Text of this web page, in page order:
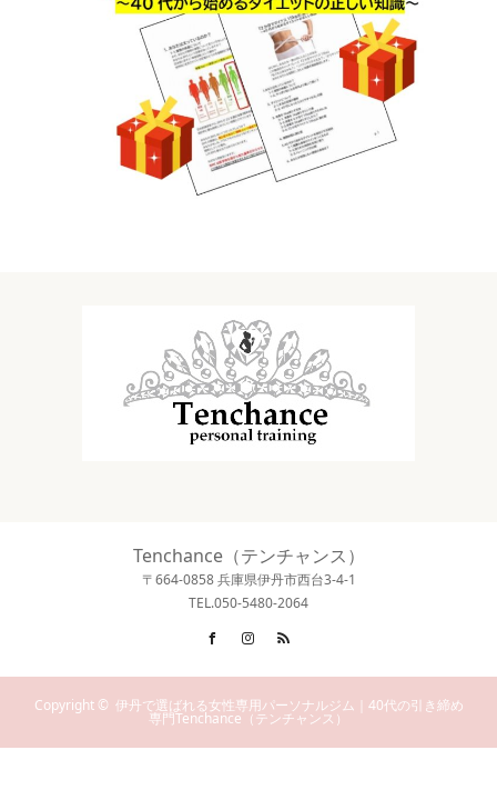
Tenchance（テンチャンス）
〒664-0858 兵庫県伊丹市西台3-4-1
TEL.050-5480-2064
FacebookInstagram
Copyright © 伊丹で選ばれる女性専用パーソナルジム｜40代の引き締め
専門Tenchance（テンチャンス）